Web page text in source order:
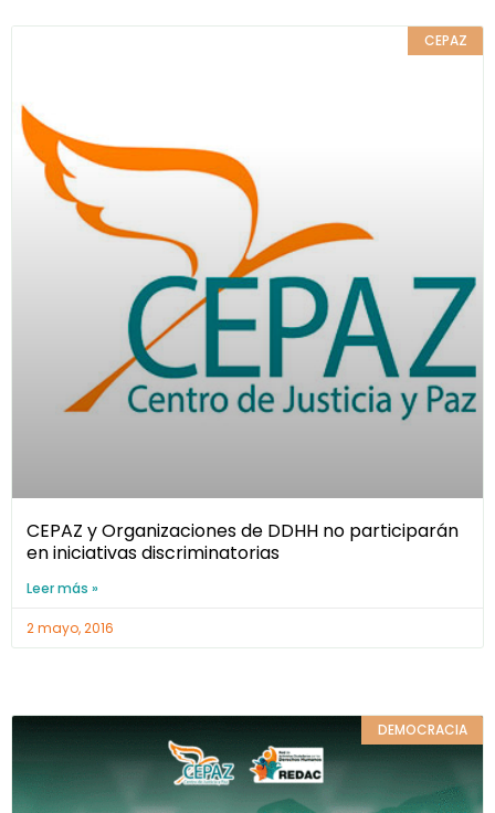
CEPAZ
CEPAZ y Organizaciones de DDHH no participarán
en iniciativas discriminatorias
Leer más »
2 mayo, 2016
DEMOCRACIA